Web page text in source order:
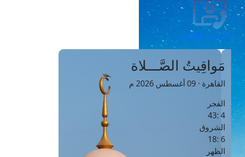
الفتوى الهاتفية
مَواقِيتُ الصَّـــلاة
القاهرة · 09 أغسطس 2026 م
الفجر
4 :43
الشروق
6 :18
الظهر